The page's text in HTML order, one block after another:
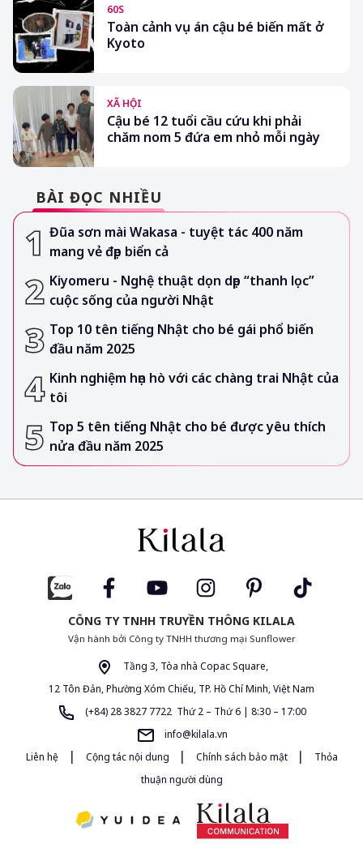
60S
Toàn cảnh vụ án cậu bé biến mất ở
Kyoto
XÃ HỘI
Cậu bé 12 tuổi cầu cứu khi phải
chăm nom 5 đứa em nhỏ mỗi ngày
BÀI ĐỌC NHIỀU
Đũa sơn mài Wakasa - tuyệt tác 400 năm
mang vẻ đẹp biển cả
Kiyomeru - Nghệ thuật dọn dẹp “thanh lọc”
cuộc sống của người Nhật
Top 10 tên tiếng Nhật cho bé gái phổ biến
đầu năm 2025
Kinh nghiệm hẹn hò với các chàng trai Nhật của
tôi
Top 5 tên tiếng Nhật cho bé được yêu thích
nửa đầu năm 2025
CÔNG TY TNHH TRUYỀN THÔNG KILALA
Vận hành bởi Công ty TNHH thương mại Sunflower
Tầng 3, Tòa nhà Copac Square,
12 Tôn Đản, Phường Xóm Chiếu, TP. Hồ Chí Minh, Việt Nam
(+84) 28 3827 7722 Thứ 2 – Thứ 6 | 8:30 – 17:00
info@kilala.vn
Liên hệ
| Cộng tác nội dung | Chính sách bảo mật |
Thỏa
thuận người dùng